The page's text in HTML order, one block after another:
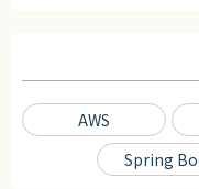
AWS
Spring